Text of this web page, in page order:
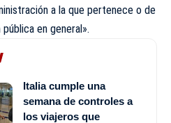
a la que pertenece o de
en general».
Italia cumple una
semana de controles a
los viajeros que